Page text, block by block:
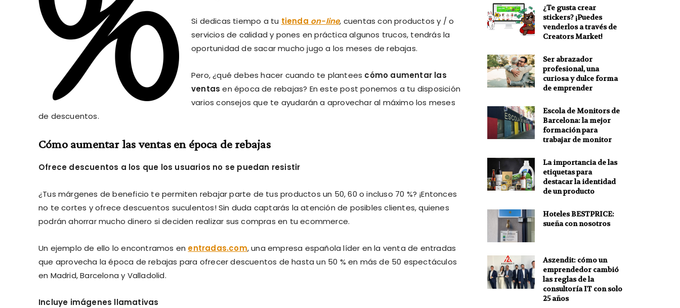
Si dedicas tiempo a tu tienda on-line, cuentas con productos y / o
servicios de calidad y pones en práctica algunos trucos, tendrás la
oportunidad de sacar mucho jugo a los meses de rebajas.
Pero, ¿qué debes hacer cuando te plantees cómo aumentar las
ventas en época de rebajas? En este post ponemos a tu disposición
varios consejos que te ayudarán a aprovechar al máximo los meses
de descuentos.
Cómo aumentar las ventas en época de rebajas
Ofrece descuentos a los que los usuarios no se puedan resistir
¿Tus márgenes de beneficio te permiten rebajar parte de tus productos un 50, 60 o incluso 70 %? ¡Entonces
no te cortes y ofrece descuentos suculentos! Sin duda captarás la atención de posibles clientes, quienes
podrán ahorrar mucho dinero si deciden realizar sus compras en tu ecommerce.
Un ejemplo de ello lo encontramos en entradas.com, una empresa española líder en la venta de entradas
que aprovecha la época de rebajas para ofrecer descuentos de hasta un 50 % en más de 50 espectáculos
en Madrid, Barcelona y Valladolid.
Incluye imágenes llamativas
¿Te gusta crear
stickers? ¡Puedes
venderlos a través de
Creators Market!
Ser abrazador
profesional, una
curiosa y dulce forma
de emprender
Escola de Monitors de
Barcelona: la mejor
formación para
trabajar de monitor
La importancia de las
etiquetas para
destacar la identidad
de un producto
Hoteles BESTPRICE:
sueña con nosotros
Aszendit: cómo un
emprendedor cambió
las reglas de la
consultoría IT con solo
25 años